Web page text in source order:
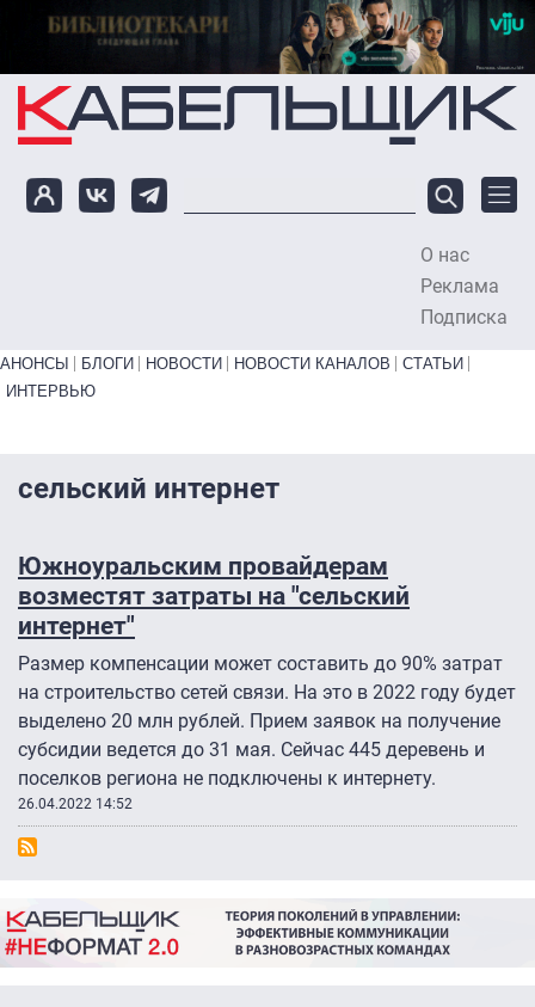
Перейти к основному содержанию
О нас
Реклама
Подписка
Primary links bottom
АНОНСЫ БЛОГИ НОВОСТИ НОВОСТИ КАНАЛОВ
СТАТЬИ
ИНТЕРВЬЮ
сельский интернет
Южноуральским провайдерам
возместят затраты на "сельский
интернет"
Размер компенсации может составить до 90% затрат
на строительство сетей связи. На это в 2022 году будет
выделено 20 млн рублей. Прием заявок на получение
субсидии ведется до 31 мая. Сейчас 445 деревень и
поселков региона не подключены к интернету.
26.04.2022 14:52